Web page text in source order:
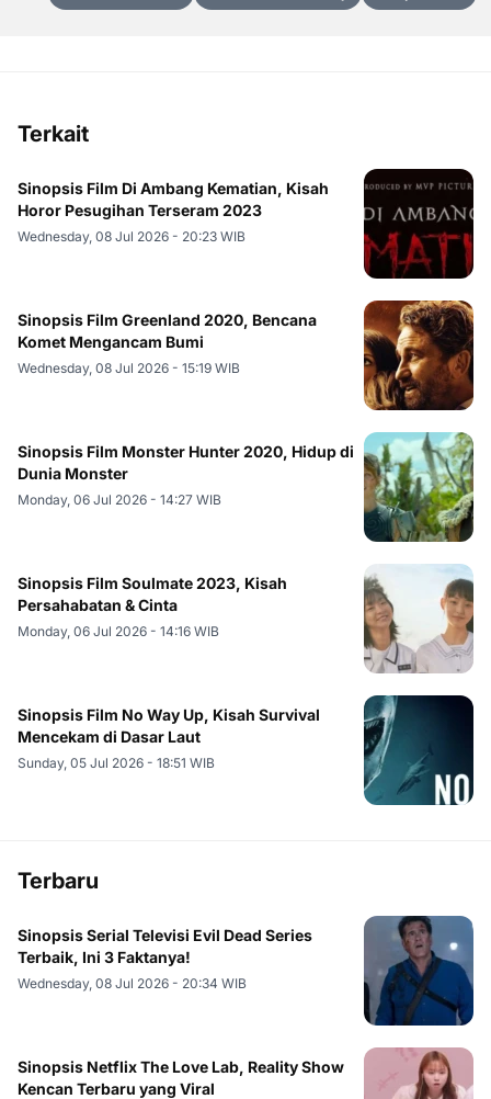
Terkait
Sinopsis Film Di Ambang Kematian, Kisah
Horor Pesugihan Terseram 2023
Wednesday, 08 Jul 2026 - 20:23 WIB
Sinopsis Film Greenland 2020, Bencana
Komet Mengancam Bumi
Wednesday, 08 Jul 2026 - 15:19 WIB
Sinopsis Film Monster Hunter 2020, Hidup di
Dunia Monster
Monday, 06 Jul 2026 - 14:27 WIB
Sinopsis Film Soulmate 2023, Kisah
Persahabatan & Cinta
Monday, 06 Jul 2026 - 14:16 WIB
Sinopsis Film No Way Up, Kisah Survival
Mencekam di Dasar Laut
Sunday, 05 Jul 2026 - 18:51 WIB
Terbaru
Sinopsis Serial Televisi Evil Dead Series
Terbaik, Ini 3 Faktanya!
Wednesday, 08 Jul 2026 - 20:34 WIB
Sinopsis Netflix The Love Lab, Reality Show
Kencan Terbaru yang Viral